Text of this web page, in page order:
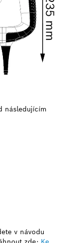
následujícím
v návodu